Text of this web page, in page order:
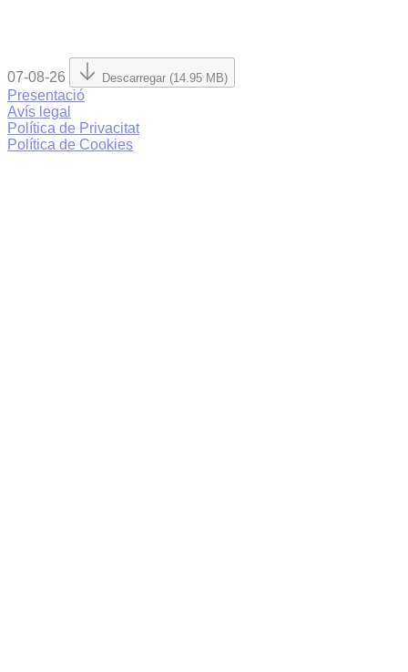
07-08-26 Descarregar (14.95 MB)
Presentació
Avís legal
Política de Privacitat
Política de Cookies